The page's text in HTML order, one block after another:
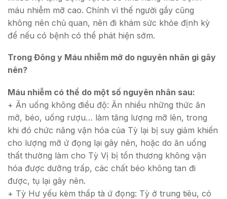
máu nhiễm mỡ cao. Chính vì thế người gầy cũng
không nên chủ quan, nên đi khám sức khỏe định kỳ
để nếu có bệnh có thể phát hiện sớm.
Trong Đông y Máu nhiễm mỡ do nguyên nhân gì gây
nên?
Máu nhiễm có thể do một số nguyên nhân sau:
+ Ăn uống không điều độ: Ăn nhiều những thức ăn
mỡ, béo, uống rượu… làm tăng lượng mỡ lên, trong
khi đó chức năng vận hóa của Tỳ lại bị suy giảm khiến
cho lượng mỡ ứ đọng lại gây nên, hoặc do ăn uống
thất thường làm cho Tỳ Vị bị tổn thương không vận
hóa được dưỡng trấp, các chất béo không tan đi
được, tụ lại gây nên.
+ Tỳ Hư yếu kèm thấp tà ứ đọng: Tỳ ở trung tiêu, có